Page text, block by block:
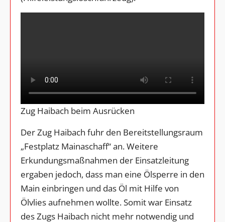
Zug Haibach beim Ausrücken
Der Zug Haibach fuhr den Bereitstellungsraum
„Festplatz Mainaschaff“ an. Weitere
Erkundungsmaßnahmen der Einsatzleitung
ergaben jedoch, dass man eine Ölsperre in den
Main einbringen und das Öl mit Hilfe von
Ölvlies aufnehmen wollte. Somit war Einsatz
des Zugs Haibach nicht mehr notwendig und